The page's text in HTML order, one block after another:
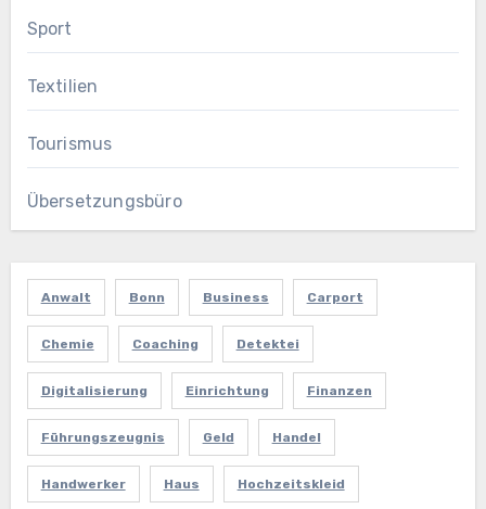
Sport
Textilien
Tourismus
Übersetzungsbüro
Anwalt Bonn Business Carport
Chemie Coaching Detektei
Digitalisierung Einrichtung Finanzen
Führungszeugnis Geld Handel
Handwerker Haus Hochzeitskleid